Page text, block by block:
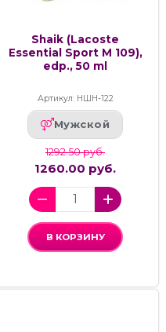
Shaik (Lacoste
Essential Sport M 109),
edp., 50 ml
Артикул: НШН-122
Мужской
1292.50 руб.
1260.00 руб.
В КОРЗИНУ